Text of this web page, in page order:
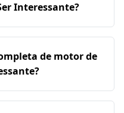
Interessante?
de motor de